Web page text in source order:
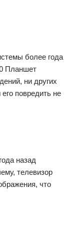
более года
Планшет
ни других
повредить не
назад
телевизор
что